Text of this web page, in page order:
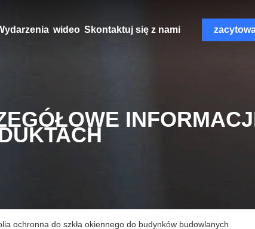
wideo Skontaktuj się z nami
ochronna do szkła okiennego do budynków budowlanych